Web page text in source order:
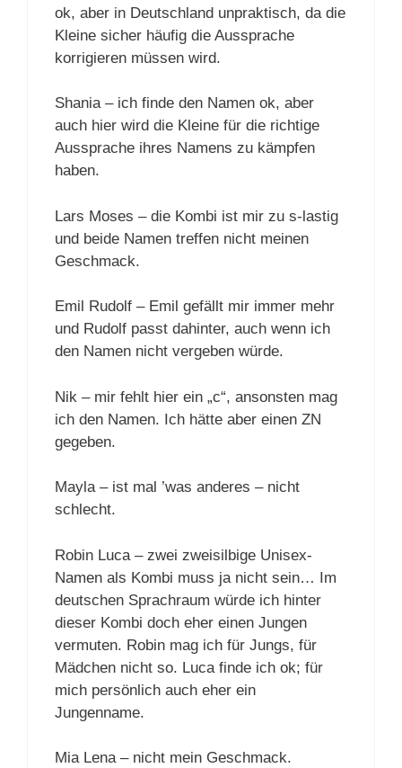
ok, aber in Deutschland unpraktisch, da die
Kleine sicher häufig die Aussprache
korrigieren müssen wird.
Shania – ich finde den Namen ok, aber
auch hier wird die Kleine für die richtige
Aussprache ihres Namens zu kämpfen
haben.
Lars Moses – die Kombi ist mir zu s-lastig
und beide Namen treffen nicht meinen
Geschmack.
Emil Rudolf – Emil gefällt mir immer mehr
und Rudolf passt dahinter, auch wenn ich
den Namen nicht vergeben würde.
Nik – mir fehlt hier ein „c“, ansonsten mag
ich den Namen. Ich hätte aber einen ZN
gegeben.
Mayla – ist mal ’was anderes – nicht
schlecht.
Robin Luca – zwei zweisilbige Unisex-
Namen als Kombi muss ja nicht sein… Im
deutschen Sprachraum würde ich hinter
dieser Kombi doch eher einen Jungen
vermuten. Robin mag ich für Jungs, für
Mädchen nicht so. Luca finde ich ok; für
mich persönlich auch eher ein
Jungenname.
Mia Lena – nicht mein Geschmack.